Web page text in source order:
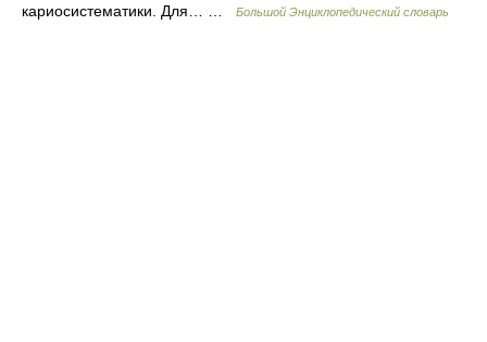
кариосистематики. Для… …
Большой Энциклопедический словарь